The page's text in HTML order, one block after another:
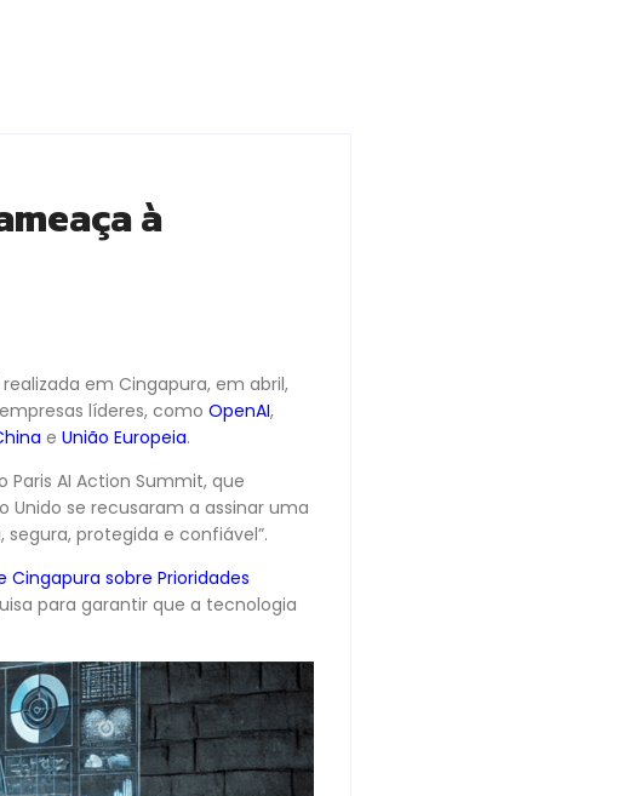
à
em Cingapura, em abril,
líderes, como OpenAI,
e União Europeia.
AI Action Summit, que
Unido se recusaram a assinar uma
protegida e confiável”.
Cingapura sobre Prioridades
para garantir que a tecnologia